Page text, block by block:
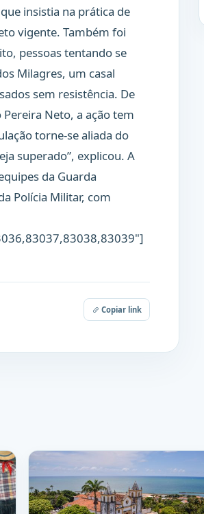
insistia na prática de
vigente. Também foi
pessoas tentando se
Milagres, um casal
sem resistência. De
Neto, a ação tem
torne-se aliada do
superado”, explicou. A
da Guarda
Polícia Militar, com
Copiar link